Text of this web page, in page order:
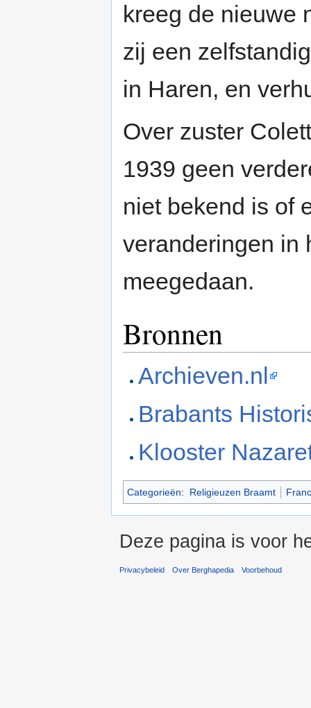
kreeg de nieuwe
zij een
in Haren, en
Over zuster
1939 geen
niet bekend is of
veranderingen in
meegedaan.
Bronnen
Archieven.nl
Brabants
Klooster
Categorieën: Religieuzen Braamt
Deze pagina is voor
Privacybeleid Over Berghapedia Voorbehoud